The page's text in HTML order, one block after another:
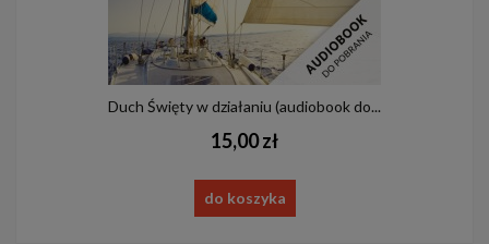
Duch Święty w działaniu (audiobook do...
15,00 zł
do koszyka